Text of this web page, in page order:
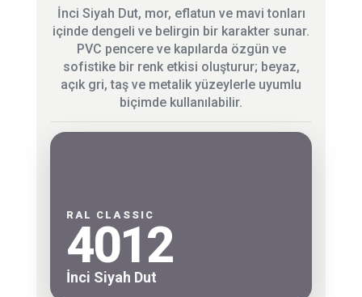
İnci Siyah Dut, mor, eflatun ve mavi tonları
içinde dengeli ve belirgin bir karakter sunar.
PVC pencere ve kapılarda özgün ve
sofistike bir renk etkisi oluşturur; beyaz,
açık gri, taş ve metalik yüzeylerle uyumlu
biçimde kullanılabilir.
RAL CLASSIC
4012
İnci Siyah Dut